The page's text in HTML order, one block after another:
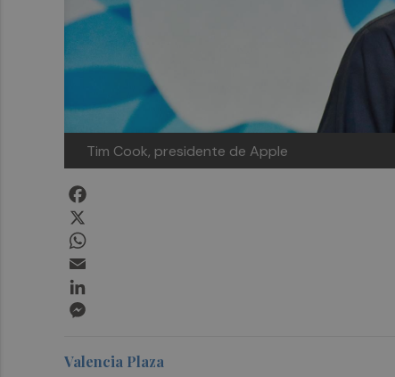
Tim Cook, presidente de Apple
Valencia Plaza